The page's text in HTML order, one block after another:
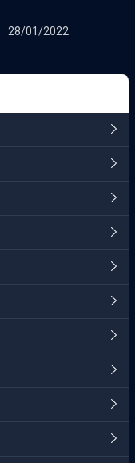
28/01/2022